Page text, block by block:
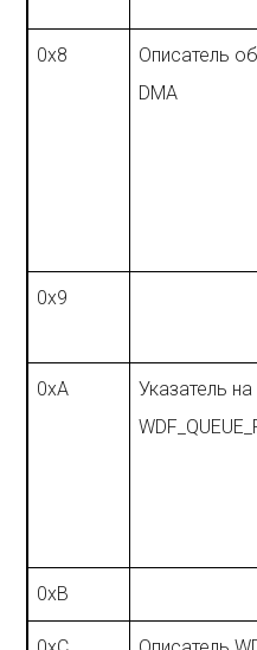
0x8
Описатель
DMA
0x9
0xA
Указатель на
0xB